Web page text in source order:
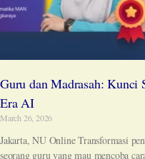
Guru dan Madrasah: Kunci
Era AI
March 26, 2026
Jakarta, NU Online Transformasi
seorang guru yang mau mencoba